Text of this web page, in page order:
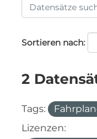
Sortieren nach
2
Tags:
Lizenzen: